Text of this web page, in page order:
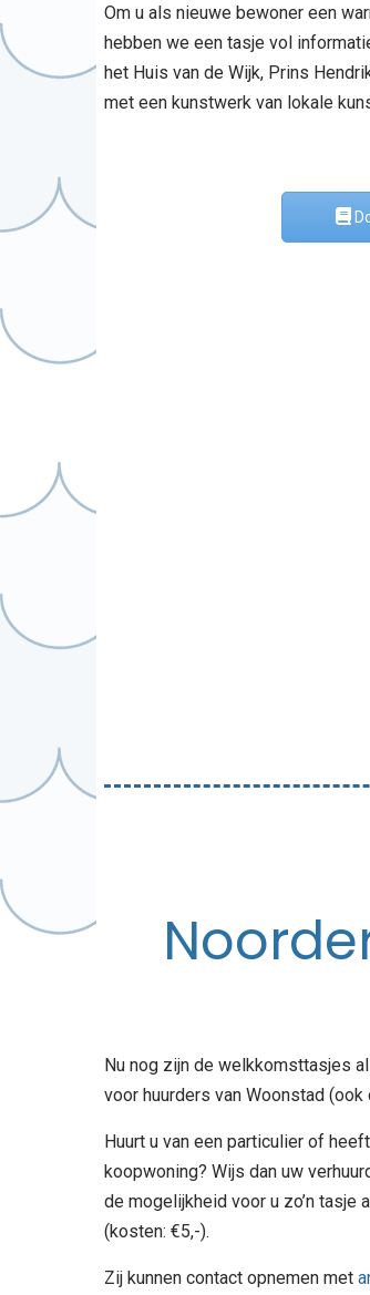
Om u als nieuwe bewoner een
hebben we een tasje vol
het Huis van de Wijk, Prins
met een kunstwerk van lokale
Nu nog zijn de welkkomsttasjes
voor huurders van Woonstad (ook
Huurt u van een particulier of
koopwoning? Wijs dan uw
de mogelijkheid voor u zo’n tasje
(kosten: €5,-).
Zij kunnen contact opnemen met